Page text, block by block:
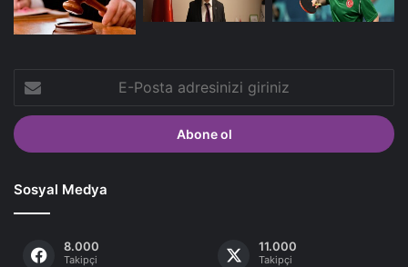
Posta
adresinizi
giriniz
Sosyal Medya
8.000
Takipçi
11.000
Takipçi